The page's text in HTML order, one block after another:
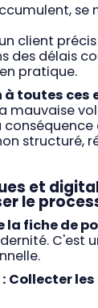
se
client
des délais
pratique.
toutes ces
mauvaise
structuré,
et
le
fiche de
C'est
Collecter